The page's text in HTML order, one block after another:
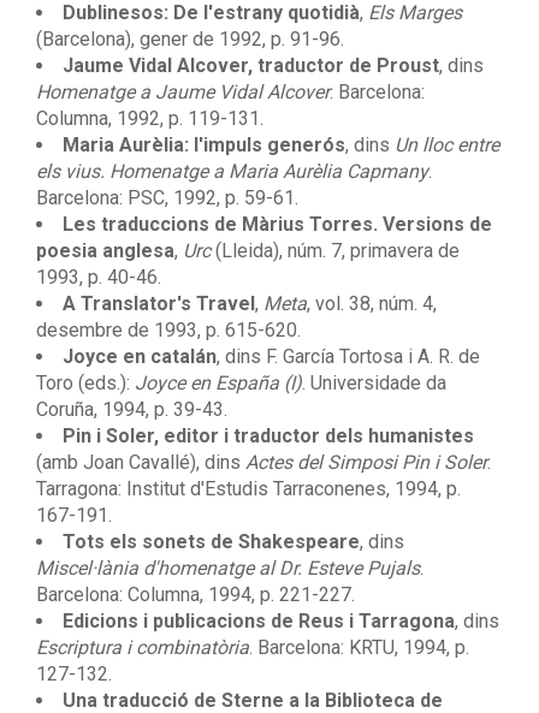
Dublinesos: De l'estrany quotidià, Els Marges
(Barcelona), gener de 1992, p. 91-96.
Jaume Vidal Alcover, traductor de Proust, dins
Homenatge a Jaume Vidal Alcover. Barcelona:
Columna, 1992, p. 119-131.
Maria Aurèlia: l'impuls generós, dins Un lloc entre
els vius. Homenatge a Maria Aurèlia Capmany.
Barcelona: PSC, 1992, p. 59-61.
Les traduccions de Màrius Torres. Versions de
poesia anglesa, Urc(Lleida), núm. 7, primavera de
1993, p. 40-46.
A Translator's Travel, Meta, vol. 38, núm. 4,
desembre de 1993, p. 615-620.
Joyce en catalán, dins F. García Tortosa i A. R. de
Toro (eds.): Joyce en España (I) . Universidade da
Coruña, 1994, p. 39-43.
Pin i Soler, editor i traductor dels humanistes
(amb Joan Cavallé), dins Actes del Simposi Pin i Soler.
Tarragona: Institut d'Estudis Tarraconenes, 1994, p.
167-191.
Tots els sonets de Shakespeare, dins
Miscel·lània d'homenatge al Dr. Esteve Pujals.
Barcelona: Columna, 1994, p. 221-227.
Edicions i publicacions de Reus i Tarragona, dins
Escriptura i combinatòria . Barcelona: KRTU, 1994, p.
127-132.
Una traducció de Sterne a la Biblioteca de